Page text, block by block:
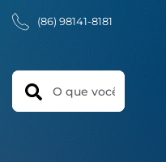
(86) 98141-8181
Search